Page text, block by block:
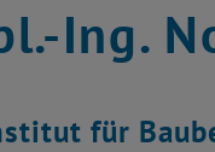
Ing.
für